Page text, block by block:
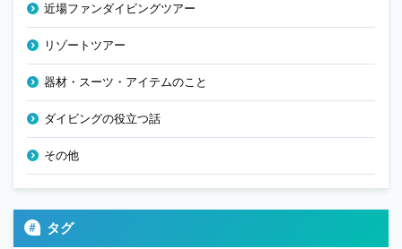
近場ファンダイビングツアー
リゾートツアー
器材・スーツ・アイテムのこと
ダイビングの役立つ話
その他
タグ